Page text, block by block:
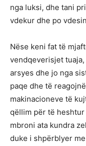
nga luksi, dhe tani
vdekur dhe po
Nëse keni fat të
vendqeverisjet
arsyes dhe jo nga
paqe dhe të
makinacioneve të
qëllim për të heshtur
mbroni ata kundra
duke i shpërblyer